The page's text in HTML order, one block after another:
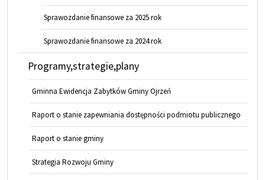
Sprawozdanie finansowe za 2025 rok
Sprawozdanie finansowe za 2024 rok
Programy,strategie,plany
Gminna Ewidencja Zabytków Gminy Ojrzeń
Raport o stanie zapewniania dostępności podmiotu publicznego
Raport o stanie gminy
Strategia Rozwoju Gminy